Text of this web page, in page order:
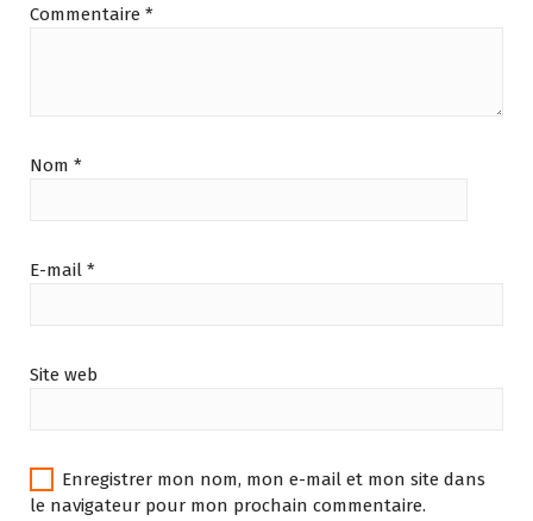
Commentaire *
Nom *
E-mail *
Site web
Enregistrer mon nom, mon e-mail et mon site dans
le navigateur pour mon prochain commentaire.